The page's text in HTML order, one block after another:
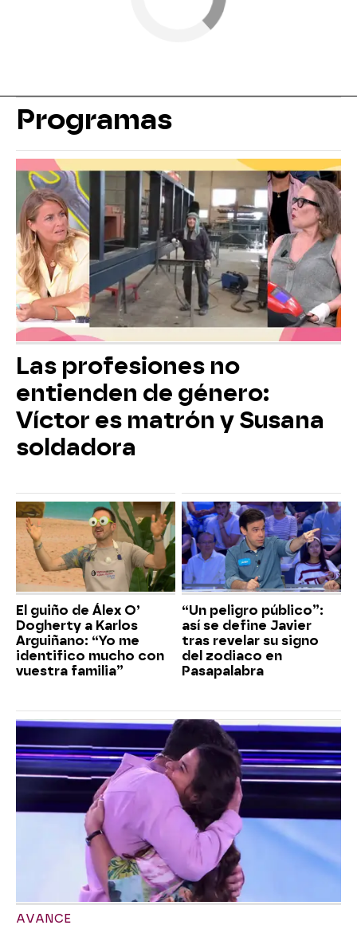
Programas
Las profesiones no
entienden de género:
Víctor es matrón y Susana
soldadora
El guiño de Álex O’
Dogherty a Karlos
Arguiñano: “Yo me
identifico mucho con
vuestra familia”
“Un peligro público”:
así se define Javier
tras revelar su signo
del zodiaco en
Pasapalabra
AVANCE